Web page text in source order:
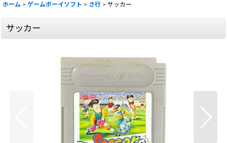
ホーム > ゲームボーイソフト > さ行 > サッカー
サッカー